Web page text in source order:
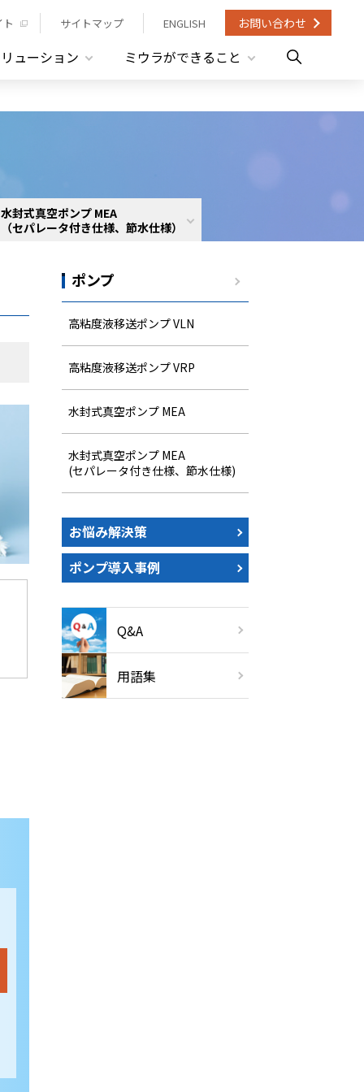
サイトマップ ENGLISH お問い合わせ
ューション ミウラができること
水封式真空ポンプ MEA
（セパレータ付き仕様、節水仕様）
ポンプ
高粘度液移送ポンプ VLN
高粘度液移送ポンプ VRP
水封式真空ポンプ MEA
水封式真空ポンプ MEA
(セパレータ付き仕様、節水仕様)
お悩み解決策
ポンプ導入事例
Q&A
用語集